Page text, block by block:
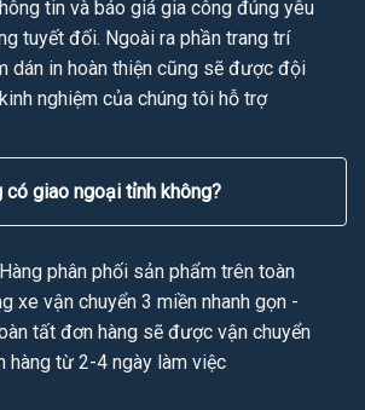
tin và báo giá gia công đúng yêu
tuyết đối. Ngoài ra phần trang trí
dán in hoàn thiện cũng sẽ được đội
nghiệm của chúng tôi hỗ trợ
có giao ngoại tỉnh không?
phân phối sản phẩm trên toàn
xe vận chuyển 3 miền nhanh gọn -
tất đơn hàng sẽ được vận chuyển
hàng từ 2-4 ngày làm việc